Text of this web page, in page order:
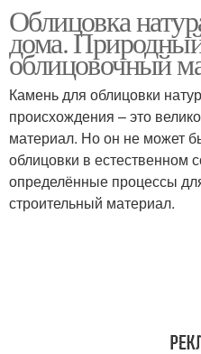
Облицовка
дома.
облицовочный
Камень для облицовки
происхождения – это
материал. Но он не может
облицовки в естественном
определённые процессы
строительный материал.